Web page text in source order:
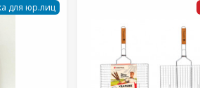
для юр.лиц